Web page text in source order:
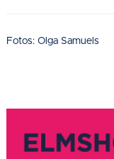
Fotos: Olga Samuels